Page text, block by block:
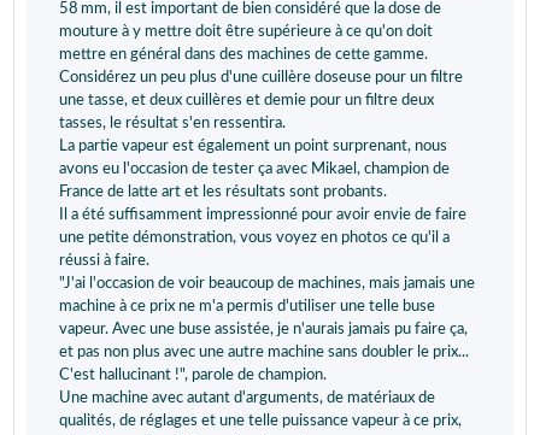
58 mm, il est important de bien considéré que la dose de
mouture à y mettre doit être supérieure à ce qu'on doit
mettre en général dans des machines de cette gamme.
Considérez un peu plus d'une cuillère doseuse pour un filtre
une tasse, et deux cuillères et demie pour un filtre deux
tasses, le résultat s'en ressentira.
La partie vapeur est également un point surprenant, nous
avons eu l'occasion de tester ça avec Mikael, champion de
France de latte art et les résultats sont probants.
Il a été suffisamment impressionné pour avoir envie de faire
une petite démonstration, vous voyez en photos ce qu'il a
réussi à faire.
"J'ai l'occasion de voir beaucoup de machines, mais jamais une
machine à ce prix ne m'a permis d'utiliser une telle buse
vapeur. Avec une buse assistée, je n'aurais jamais pu faire ça,
et pas non plus avec une autre machine sans doubler le prix...
C'est hallucinant !", parole de champion.
Une machine avec autant d'arguments, de matériaux de
qualités, de réglages et une telle puissance vapeur à ce prix,